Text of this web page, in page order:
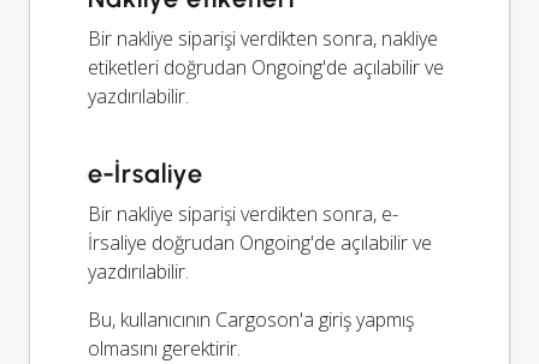
Bir nakliye siparişi verdikten sonra, nakliye
etiketleri doğrudan Ongoing'de açılabilir ve
yazdırılabilir.
e-İrsaliye
Bir nakliye siparişi verdikten sonra, e-
İrsaliye doğrudan Ongoing'de açılabilir ve
yazdırılabilir.
Bu, kullanıcının Cargoson'a giriş yapmış
olmasını gerektirir.